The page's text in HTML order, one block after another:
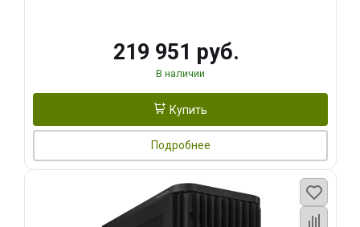
219 951 руб.
В наличии
Купить
Подробнее